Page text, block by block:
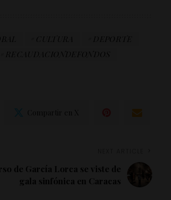
de García Lorca se viste de
gala sinfónica en Caracas